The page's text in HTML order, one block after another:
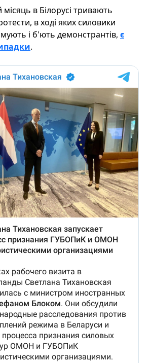
в Білорусі тривають
в ході яких силовики
і б'ють демонстрантів, є
.